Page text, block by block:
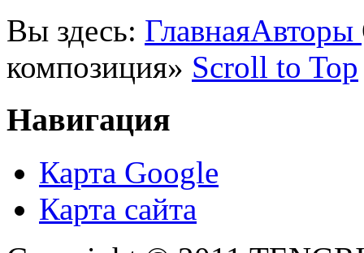
Вы здесь: ГлавнаяАвторы
композиция» Scroll to Top
Навигация
Карта Google
Карта сайта